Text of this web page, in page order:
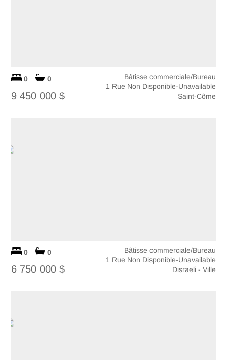
0 0
9 450 000 $
Bâtisse commerciale/Bureau
1 Rue Non Disponible-Unavailable
Saint-Côme
0 0
6 750 000 $
Bâtisse commerciale/Bureau
1 Rue Non Disponible-Unavailable
Disraeli - Ville